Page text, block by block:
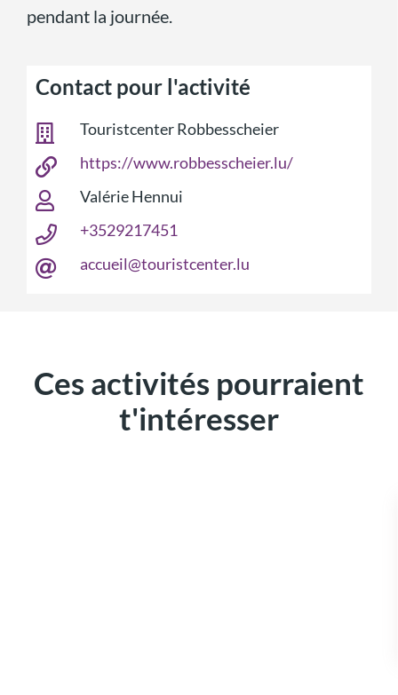
pendant la journée.
Contact pour l'activité
Touristcenter Robbesscheier
https://www.robbesscheier.lu/
Valérie Hennui
+3529217451
accueil@touristcenter.lu
Ces activités pourraient
t'intéresser